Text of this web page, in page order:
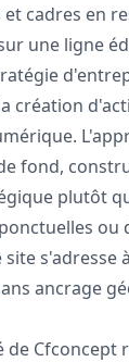
cadres en
une ligne
création
fond,
plutôt
ou
site s'adresse
ancrage
de Cfconcept